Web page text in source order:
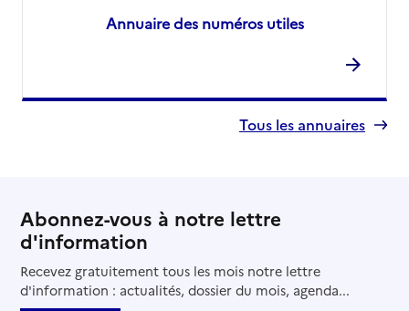
Annuaire des numéros utiles
Tous les annuaires
Abonnez-vous à notre lettre
d'information
Recevez gratuitement tous les mois notre lettre
d'information : actualités, dossier du mois, agenda...